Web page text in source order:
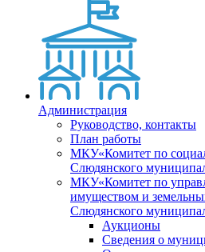
Администрация
Руководство, контакты
План работы
МКУ«Комитет по
Слюдянского
МКУ«Комитет по
имуществом и
Слюдянского
Аукционы
Сведения о